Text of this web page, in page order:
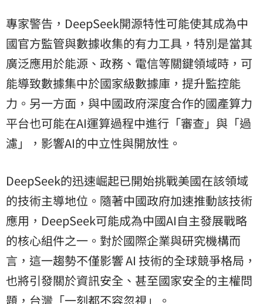
專家警告，DeepSeek開源特性可能使其成為中
國官方監管與數據收集的有力工具，特別是當其
廣泛應用於能源、政務、電信等關鍵領域時，可
能導致數據集中於國家級數據庫，提升監控能
力。另一方面，與中國政府深度合作的國產算力
平台也可能在AI運算過程中進行「審查」與「過
濾」，影響AI的中立性與開放性。
DeepSeek的迅速崛起已開始挑戰美國在該領域
的技術主導地位。隨著中國政府加速推動該技術
應用，DeepSeek可能成為中國AI自主發展戰略
的核心組件之一。對於國際企業與研究機構而
言，這一趨勢不僅影響 AI 技術的全球競爭格局，
也將引發關於資訊安全、甚至國家安全的主權問
題，台灣「一刻都不容忽視」。